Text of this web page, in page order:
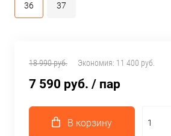
36 37
18 990 руб. Экономия: 11 400 руб.
7 590 руб. / пар
В корзину